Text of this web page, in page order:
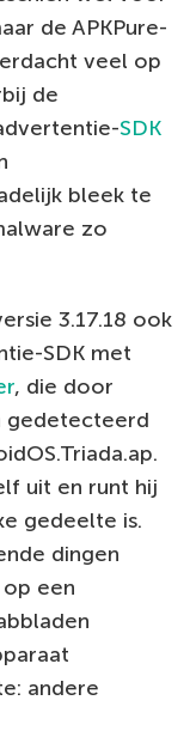
de APKPure-
veel op
de
SDK
bleek te
zo
3.17.18 ook
SDK met
, die door
gedetecteerd
uit en runt hij
gedeelte is.
dingen
een
andere